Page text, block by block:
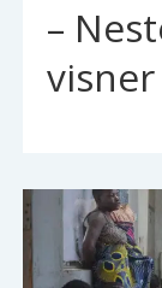
–